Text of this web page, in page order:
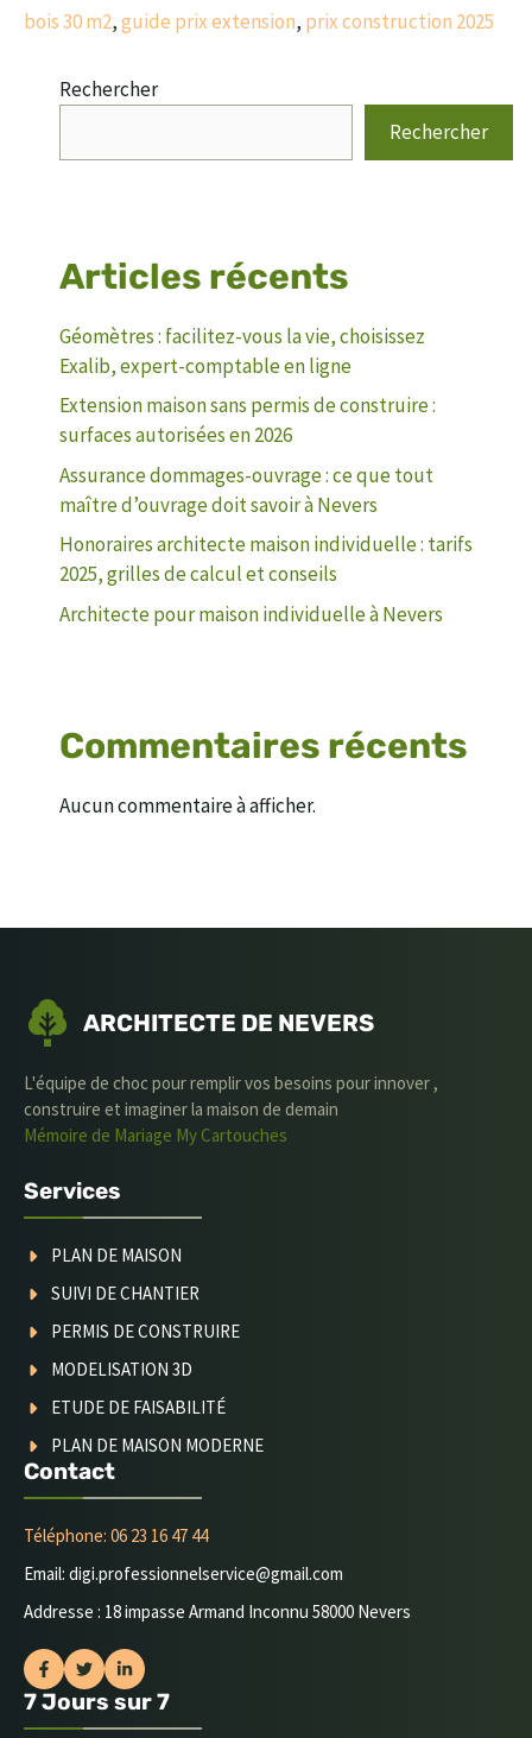
bois 30 m2,guide prix extension, prix construction 2025
Rechercher
Rechercher
Articles récents
Géomètres : facilitez-vous la vie, choisissez
Exalib, expert-comptable en ligne
Extension maison sans permis de construire :
surfaces autorisées en 2026
Assurance dommages-ouvrage : ce que tout
maître d’ouvrage doit savoir à Nevers
Honoraires architecte maison individuelle : tarifs
2025, grilles de calcul et conseils
Architecte pour maison individuelle à Nevers
Commentaires récents
Aucun commentaire à afficher.
ARCHITECTE DE NEVERS
L'équipe de choc pour remplir vos besoins pour innover ,
construire et imaginer la maison de demain
Mémoire de Mariage My Cartouches
Services
PLAN DE MAISON
SUIVI DE CHANTIER
PERMIS DE CONSTRUIRE
MODELISATION 3D
ETUDE DE FAISABILITÉ
PLAN DE MAISON MODERNE
Contact
Téléphone: 06 23 16 47 44
Email: digi.professionnelservice@gmail.com
Addresse : 18 impasse Armand Inconnu 58000 Nevers
7 Jours sur 7